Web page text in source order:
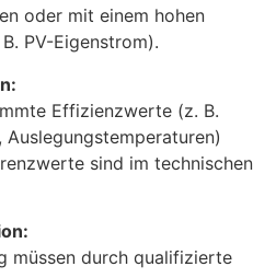
oder mit einem hohen
PV-Eigenstrom).
Effizienzwerte (z. B.
Auslegungstemperaturen)
sind im technischen
müssen durch qualifizierte